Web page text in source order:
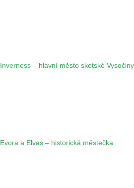
Inverness – hlavní město skotské Vysočiny
Evora a Elvas – historická městečka